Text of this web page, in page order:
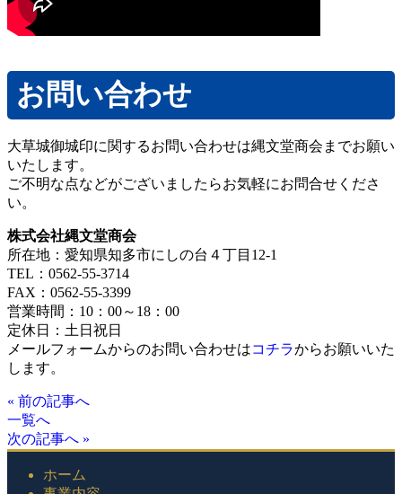
お問い合わせ
大草城御城印に関するお問い合わせは縄文堂商会までお願い
いたします。
ご不明な点などがございましたらお気軽にお問合せくださ
い。
株式会社縄文堂商会
所在地：愛知県知多市にしの台４丁目12-1
TEL：0562-55-3714
FAX：0562-55-3399
営業時間：10：00～18：00
定休日：土日祝日
メールフォームからのお問い合わせはコチラからお願いいた
します。
« 前の記事へ
一覧へ
次の記事へ »
ホーム